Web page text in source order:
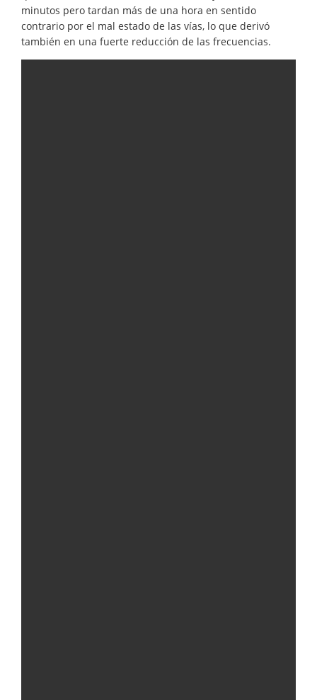
minutos pero tardan más de una hora en sentido
contrario por el mal estado de las vías, lo que derivó
también en una fuerte reducción de las frecuencias.